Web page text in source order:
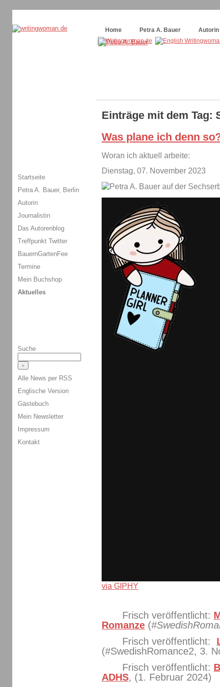
Home
Petra A. Bauer Autorin
Einträge mit dem Tag:
Was plane ich denn
Woran ich aktuell arbeite:
Dienstag, 07. November 2023
via GIPHY
Frisch veröffentlicht:
Romanze (
Frisch veröffentlicht:
(#SwedishRomance2, 3.
Frisch veröffentlicht:
ADHS, (1. Februar 2024)
Startseite
Petra A. Bauer, Berlin
Autorin
Journalistin
Das Autorenblog
Treffpunkt Twitter
BauernGartenFee
Termine
Mein Buchshop
Aktuelles
Suche
Alle News per RSS
Englische Version
Gästebuch
Mein Newsletter
Impressum
Kontakt